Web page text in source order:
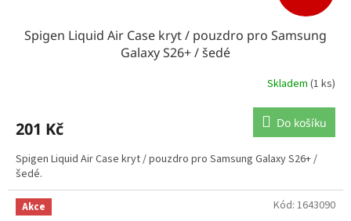
Spigen Liquid Air Case kryt / pouzdro pro Samsung
Galaxy S26+ / šedé
Skladem (1 ks)
201 Kč Do košíku
Spigen Liquid Air Case kryt / pouzdro pro Samsung Galaxy S26+ /
šedé.
Akce Kód: 1643090